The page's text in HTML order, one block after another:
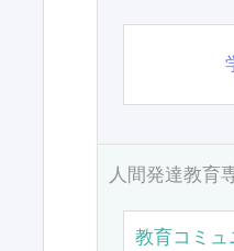
人間発達教育
教育コミュ